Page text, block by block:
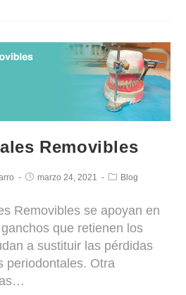
Removibles
marzo 24, 2021 Blog
Removibles se apoyan en
que retienen los
a sustituir las pérdidas
periodontales. Otra